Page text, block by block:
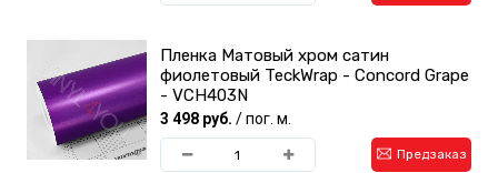
Пленка Матовый хром сатин
фиолетовый TeckWrap - Concord Grape
- VCH403N
3 498 руб. / пог. м.
Предзаказ